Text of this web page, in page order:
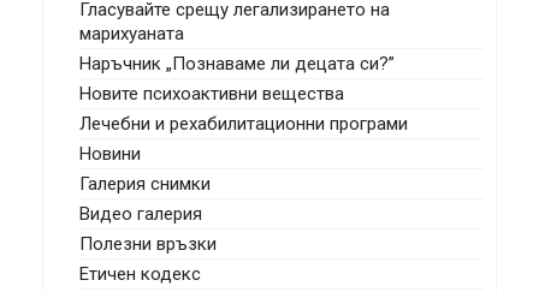
Гласувайте срещу легализирането на
марихуаната
Наръчник „Познаваме ли децата си?”
Новите психоактивни вещества
Лечебни и рехабилитационни програми
Новини
Галерия снимки
Видео галерия
Полезни връзки
Етичен кодекс